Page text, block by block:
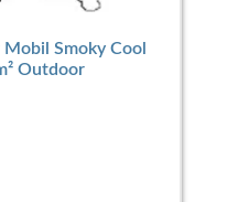
Smoky Cool
Outdoor